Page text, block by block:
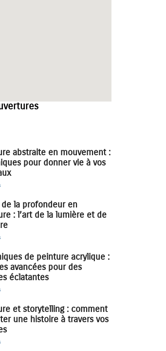
abstraite en mouvement :
pour donner vie à vos
de la profondeur en
: l’art de la lumière et de
de peinture acrylique :
avancées pour des
éclatantes
et storytelling : comment
une histoire à travers vos